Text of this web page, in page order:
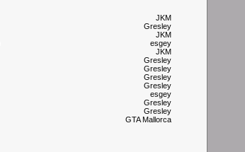
JKM
Gresley
JKM
esgey
JKM
Gresley
Gresley
Gresley
Gresley
esgey
Gresley
Gresley
GTA Mallorca